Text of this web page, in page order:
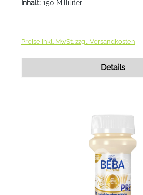
Inhalt: 150 Milliliter
Preise inkl. MwSt. zzgl. Versandkosten
Details